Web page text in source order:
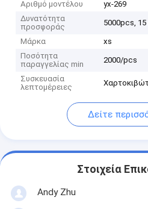
Αριθμό μοντέλου
yx-269
Δυνατότητα
προσφοράς
5000pcs, 15
Μάρκα
xs
Ποσότητα
παραγγελίας min
2000/pcs
Συσκευασία
λεπτομέρειες
Δείτε
Στοιχεία
Andy Zhu